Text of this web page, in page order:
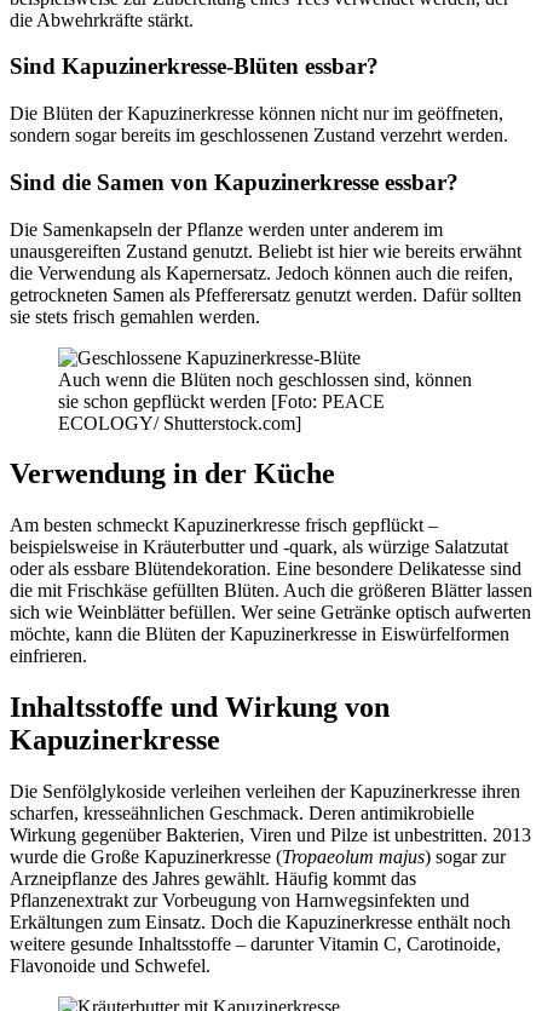
die Abwehrkräfte stärkt.
Sind Kapuzinerkresse-Blüten essbar?
Die Blüten der Kapuzinerkresse können nicht nur im geöffneten,
sondern sogar bereits im geschlossenen Zustand verzehrt werden.
Sind die Samen von Kapuzinerkresse essbar?
Die Samenkapseln der Pflanze werden unter anderem im
unausgereiften Zustand genutzt. Beliebt ist hier wie bereits erwähnt
die Verwendung als Kapernersatz. Jedoch können auch die reifen,
getrockneten Samen als Pfefferersatz genutzt werden. Dafür sollten
sie stets frisch gemahlen werden.
Auch wenn die Blüten noch geschlossen sind, können
sie schon gepflückt werden [Foto: PEACE
ECOLOGY/ Shutterstock.com]
Verwendung in der Küche
Am besten schmeckt Kapuzinerkresse frisch gepflückt –
beispielsweise in Kräuterbutter und -quark, als würzige Salatzutat
oder als essbare Blütendekoration. Eine besondere Delikatesse sind
die mit Frischkäse gefüllten Blüten. Auch die größeren Blätter lassen
sich wie Weinblätter befüllen. Wer seine Getränke optisch aufwerten
möchte, kann die Blüten der Kapuzinerkresse in Eiswürfelformen
einfrieren.
Inhaltsstoffe und Wirkung von
Kapuzinerkresse
Die Senfölglykoside verleihen verleihen der Kapuzinerkresse ihren
scharfen, kresseähnlichen Geschmack. Deren antimikrobielle
Wirkung gegenüber Bakterien, Viren und Pilze ist unbestritten. 2013
wurde die Große Kapuzinerkresse (Tropaeolum majus) sogar zur
Arzneipflanze des Jahres gewählt. Häufig kommt das
Pflanzenextrakt zur Vorbeugung von Harnwegsinfekten und
Erkältungen zum Einsatz. Doch die Kapuzinerkresse enthält noch
weitere gesunde Inhaltsstoffe – darunter Vitamin C, Carotinoide,
Flavonoide und Schwefel.